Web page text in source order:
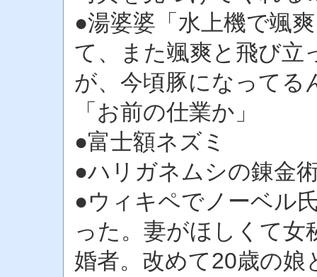
●湯婆婆「水上機で颯
て、また颯爽と飛び立
が、今頃豚になって
「お前の仕業か」
●富士額ネズミ
●ハリガネムシの錬金
●ウィキペでノーベル
った。妻がほしくて女
婚者。改めて20歳の